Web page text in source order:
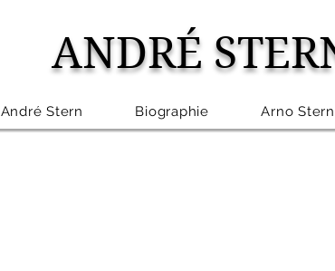
ANDRÉ
André Stern Biographie Arno Stern